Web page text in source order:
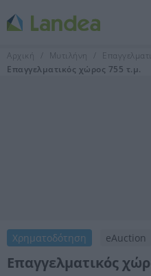
Αρχική Μυτιλήνη
Επαγγελματικός χώρος 755 τ.μ.
Χρηματοδότηση eAuction
Επαγγελματικός